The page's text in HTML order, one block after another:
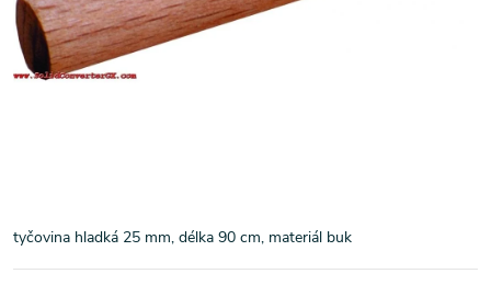
tyčovina hladká 25 mm, délka 90 cm, materiál buk